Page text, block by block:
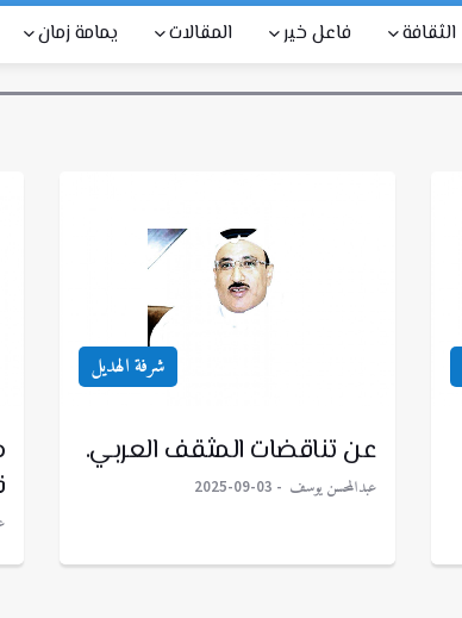
الثقافة فاعل خير المقالات يمامة زمان
شرفة الهديل
عن تناقضات المثقف العربي.
عبدالمحسن يوسف 2025-09-03